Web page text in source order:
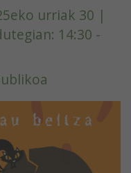
urriak 30 |
14:30 -